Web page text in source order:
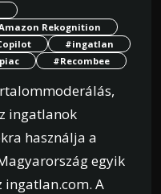
Rekognition
#ingatlan
#Recombee
ingatlanok
használja a
egyik
ingatlan.com. A